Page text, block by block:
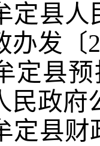
定县
办发〔
定县
民政府
定县